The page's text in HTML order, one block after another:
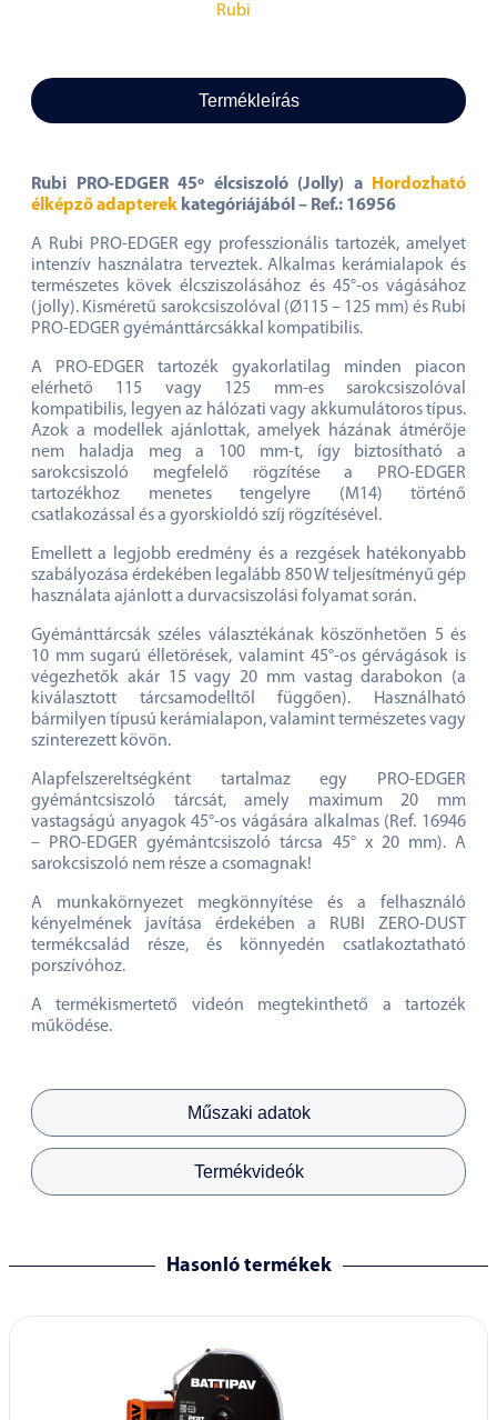
Rubi
Termékleírás
Műszaki adatok
Termékvideók
Rubi PRO-EDGER 45º élcsiszoló (Jolly) a
Hordozható
élképző adapterek kategóriájából – Ref.: 16956
A Rubi PRO-EDGER egy professzionális tartozék, amelyet
intenzív használatra terveztek. Alkalmas kerámialapok és
természetes kövek élcsziszolásához és 45°-os vágásához
(jolly). Kisméretű sarokcsiszolóval (Ø115 – 125 mm) és Rubi
PRO-EDGER gyémánttárcsákkal kompatibilis.
A PRO-EDGER tartozék gyakorlatilag minden piacon
elérhető 115 vagy 125 mm-es sarokcsiszolóval
kompatibilis, legyen az hálózati vagy akkumulátoros típus.
Azok a modellek ajánlottak, amelyek házának átmérője
nem haladja meg a 100 mm-t, így biztosítható a
sarokcsiszoló megfelelő rögzítése a PRO-EDGER
tartozékhoz menetes tengelyre (M14) történő
csatlakozással és a gyorskioldó szíj rögzítésével.
Emellett a legjobb eredmény és a rezgések hatékonyabb
szabályozása érdekében legalább 850 W teljesítményű gép
használata ajánlott a durvacsiszolási folyamat során.
Gyémánttárcsák széles választékának köszönhetően 5 és
10 mm sugarú élletörések, valamint 45°-os gérvágások is
végezhetők akár 15 vagy 20 mm vastag darabokon (a
kiválasztott tárcsamodelltől függően). Használható
bármilyen típusú kerámialapon, valamint természetes vagy
szinterezett kövön.
Alapfelszereltségként tartalmaz egy PRO-EDGER
gyémántcsiszoló tárcsát, amely maximum 20 mm
vastagságú anyagok 45°-os vágására alkalmas (Ref. 16946
– PRO-EDGER gyémántcsiszoló tárcsa 45° x 20 mm). A
sarokcsiszoló nem része a csomagnak!
A munkakörnyezet megkönnyítése és a felhasználó
kényelmének javítása érdekében a RUBI ZERO-DUST
termékcsalád része, és könnyedén csatlakoztatható
porszívóhoz.
A termékismertető videón megtekinthető a tartozék
működése.
Hasonló termékek